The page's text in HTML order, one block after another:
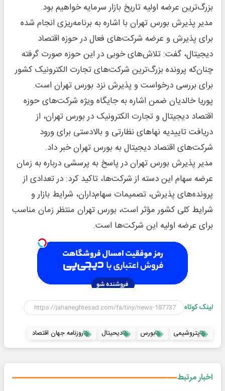
بزرگ‌ترین عرضه اولیه تاریخ بازار سرمایه خواهیم بود.
مدیر پذیرش بورس تهران با اشاره به برنامه‌ریزی انجام شده
برای پذیرش و عرضه شرکت‌های فعال در حوزه اقتصاد
دیجیتال، گفت: تلاش‌های خوبی در این حوزه صورت گرفته
چنان‌که پرونده بزرگ‌ترین شرکت‌های تجارت الکترونیک کشور
برای بررسی درخواست و پذیرش نزد بورس تهران است.
پوریا خالدیان ضمن اشاره به جایگاه ویژه شرکت‌های حوزه
اقتصاد دیجیتال و تجارت الکترونیک در بورس تهران، از
دریافت تاییدیه نهاهای نظارتی و بالادستی برای ورود
شرکت‌های اقتصاد دیجیتال به بورس تهران خبر داد.
مدیر پذیرش بورس تهران در پاسخ به پرسشی درباره به زمان
عرضه سهام این دسته از شرکت‌ها، تاکید کرد: در تعدادی از
پرونده‌های پذیرش، تصمیمات سهام‌داران، شرایط بازار و
شرایط کلی کشور مؤثر است، بورس تهران منتظر زمان مناسب
برای عرضه اولیه این شرکت‌ها است.
لینک کوتاه
پتروشیمی بورس دیحیتال روزنامه جهان اقتصاد
اخبار مرتبط